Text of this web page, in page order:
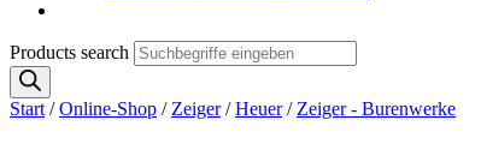
Products search
Start /Online-Shop / Zeiger/Heuer/ Zeiger - Burenwerke